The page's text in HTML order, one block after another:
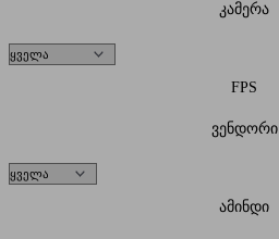
კამერა
FPS
ვენდორი
ამინდი